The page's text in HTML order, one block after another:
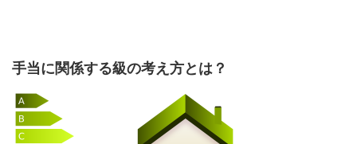
手当に関係する級の考え方とは？